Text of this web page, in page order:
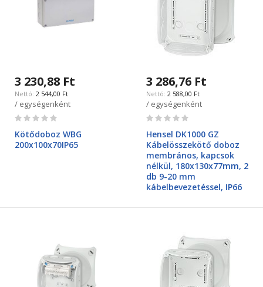
3 230,88 Ft
2 544,00 Ft
/ egységenként
Rating:
Kötődoboz WBG
200x100x70IP65
3 286,76 Ft
2 588,00 Ft
/ egységenként
Rating:
Hensel DK1000 GZ
Kábelösszekötő doboz
membrános, kapcsok
nélkül, 180x130x77mm, 2
db 9-20 mm
kábelbevezetéssel, IP66